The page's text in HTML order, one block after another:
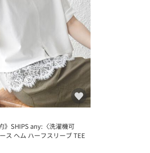
》SHIPS any:〈洗濯機可
ス ヘム ハーフスリーブ TEE